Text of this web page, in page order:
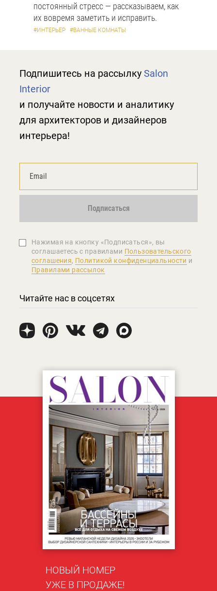
постоянный стресс — рассказываем, как
их вовремя заметить и исправить.
#ИНТЕРЬЕР #ВАННЫЕ КОМНАТЫ
Подпишитесь на рассылку Salon
Interior
и получайте новости и аналитику
для архитекторов и дизайнеров
интерьера!
Подписаться
Нажимая на кнопку «Подписаться», вы
соглашаетеcь с правилами Пользовательского
соглашения, Политикой конфиденциальности и
Правилами рассылок
Читайте нас в соцсетях
НОВЫЙ НОМЕР
УЖЕ В ПРОДАЖЕ!